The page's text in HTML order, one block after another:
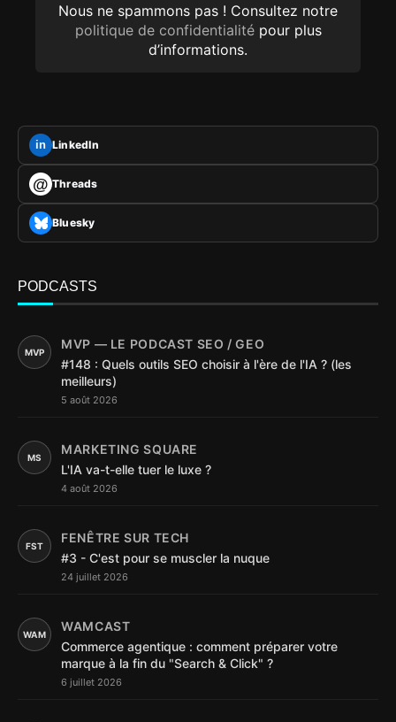
Nous ne spammons pas ! Consultez notre
politique de confidentialitépour plus
d’informations.
in LinkedIn
@ Threads
Bluesky
PODCASTS
MVP
MVP — LE PODCAST SEO / GEO
#148 : Quels outils SEO choisir à l'ère de l'IA ? (les
meilleurs)
5 août 2026
MS
MARKETING SQUARE
L'IA va-t-elle tuer le luxe ?
4 août 2026
FST
FENÊTRE SUR TECH
#3 - C'est pour se muscler la nuque
24 juillet 2026
WAM
WAMCAST
Commerce agentique : comment préparer votre
marque à la fin du "Search & Click" ?
6 juillet 2026